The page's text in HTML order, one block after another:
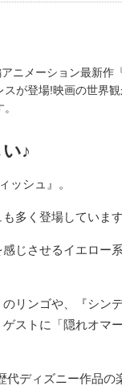
ニメーション最新作
が登場!映画の世界
♪
ッシュ』。
多く登場しています
じさせるイエロー
リンゴや、『シン
ストに「隠れオマ
ディズニー作品の